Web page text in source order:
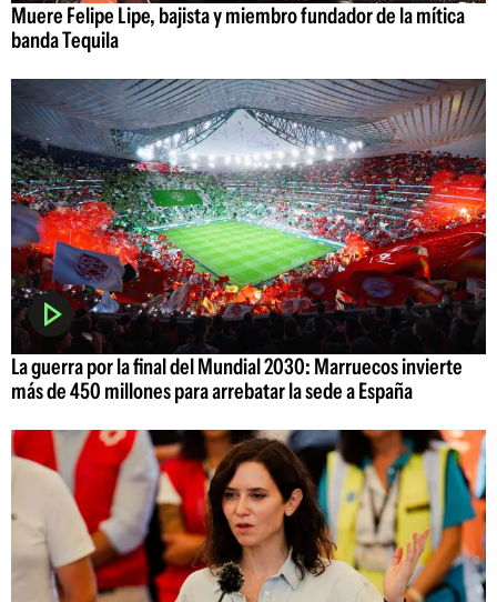
Muere Felipe Lipe, bajista y miembro fundador de la mítica
banda Tequila
La guerra por la final del Mundial 2030: Marruecos invierte
más de 450 millones para arrebatar la sede a España